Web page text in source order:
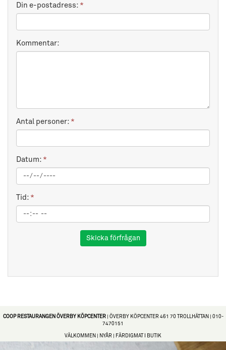
Din e-postadress: *
Kommentar:
Antal personer: *
Datum: *
Tid: *
Skicka förfrågan
COOP RESTAURANGEN ÖVERBY KÖPCENTER | ÖVERBY KÖPCENTER 461 70 TROLLHÄTTAN | 010-
7470151
VÄLKOMMEN | NYÅR | FÄRDIGMAT I BUTIK